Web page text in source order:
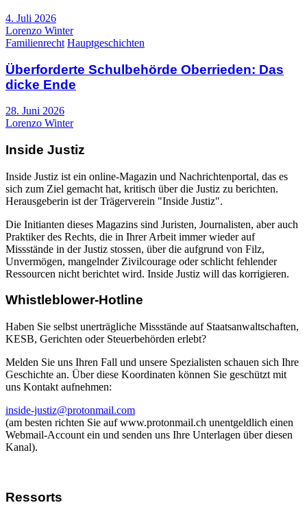
4. Juli 2026
Lorenzo Winter
Familienrecht Hauptgeschichten
Überforderte Schulbehörde Oberrieden: Das
dicke Ende
28. Juni 2026
Lorenzo Winter
Inside Justiz
Inside Justiz ist ein online-Magazin und Nachrichtenportal, das es
sich zum Ziel gemacht hat, kritisch über die Justiz zu berichten.
Herausgeberin ist der Trägerverein "Inside Justiz".
Die Initianten dieses Magazins sind Juristen, Journalisten, aber auch
Praktiker des Rechts, die in Ihrer Arbeit immer wieder auf
Missstände in der Justiz stossen, über die aufgrund von Filz,
Unvermögen, mangelnder Zivilcourage oder schlicht fehlender
Ressourcen nicht berichtet wird. Inside Justiz will das korrigieren.
Whistleblower-Hotline
Haben Sie selbst unerträgliche Missstände auf Staatsanwaltschaften,
KESB, Gerichten oder Steuerbehörden erlebt?
Melden Sie uns Ihren Fall und unsere Spezialisten schauen sich Ihre
Geschichte an. Über diese Koordinaten können Sie geschützt mit
uns Kontakt aufnehmen:
inside-justiz@protonmail.com
(am besten richten Sie auf www.protonmail.ch unentgeldlich einen
Webmail-Account ein und senden uns Ihre Unterlagen über diesen
Kanal).
Ressorts